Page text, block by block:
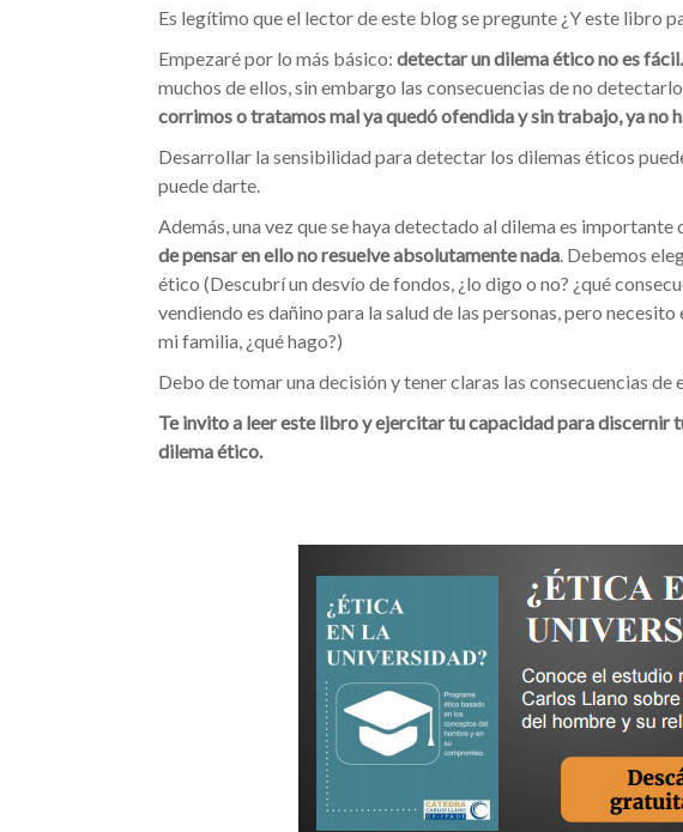
Es legítimo que el lector de este blog se pregunte ¿Y este libro
Empezaré por lo más básico: detectar un dilema ético no es fácil.
muchos de ellos, sin embargo las consecuencias de no
corrimos o tratamos mal ya quedó ofendida y sin trabajo, ya no
Desarrollar la sensibilidad para detectar los dilemas éticos
puede darte.
Además, una vez que se haya detectado al dilema es importante
de pensar en ello no resuelve absolutamente nada. Debemos
ético (Descubrí un desvío de fondos, ¿lo digo o no? ¿qué
vendiendo es dañino para la salud de las personas, pero
mi familia, ¿qué hago?)
Debo de tomar una decisión y tener claras las consecuencias de
Te invito a leer este libro y ejercitar tu capacidad para discernir
dilema ético.